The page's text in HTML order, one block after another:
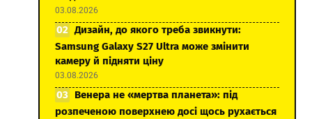
03.08.2026
Дизайн, до якого треба звикнути:
Samsung Galaxy S27 Ultra може змінити
камеру й підняти ціну
03.08.2026
Венера не «мертва планета»: під
розпеченою поверхнею досі щось рухається